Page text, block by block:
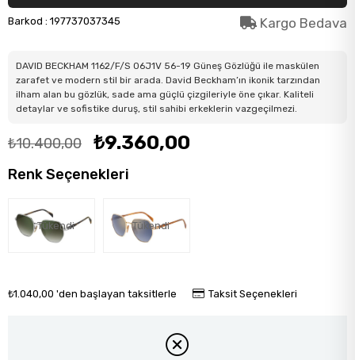
Barkod : 197737037345 Kargo Bedava
DAVID BECKHAM 1162/F/S 06J1V 56-19 Güneş Gözlüğü ile maskülen
zarafet ve modern stil bir arada. David Beckham’ın ikonik tarzından
ilham alan bu gözlük, sade ama güçlü çizgileriyle öne çıkar. Kaliteli
detaylar ve sofistike duruş, stil sahibi erkeklerin vazgeçilmezi.
₺10.400,00 ₺9.360,00
Renk Seçenekleri
Tükendi Tükendi
₺1.040,00 'den başlayan taksitlerle Taksit Seçenekleri